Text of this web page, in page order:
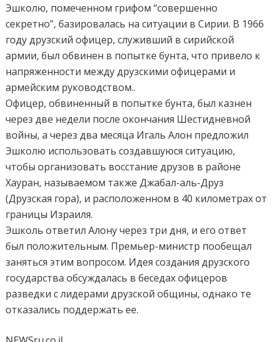
Эшколю, помеченном грифом “совершенно
секретно”, базировалась на ситуации в Сирии. В 1966
году друзский офицер, служивший в сирийской
армии, был обвинен в попытке бунта, что привело к
напряженности между друзскими офицерами и
армейским руководством..
Офицер, обвиненный в попытке бунта, был казнен
через две недели после окончания Шестидневной
войны, а через два месяца Игаль Алон предложил
Эшколю использовать создавшуюся ситуацию,
чтобы организовать восстание друзов в районе
Хауран, называемом также Джабал-аль-Друз
(Друзская гора), и расположенном в 40 километрах от
границы Израиля.
Эшколь ответил Алону через три дня, и его ответ
был положительным. Премьер-министр пообещал
заняться этим вопросом. Идея создания друзского
государства обсуждалась в беседах офицеров
разведки с лидерами друзской общины, однако те
отказались поддержать ее.